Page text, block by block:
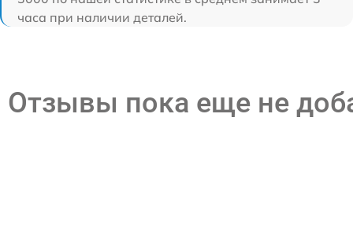
часа при наличии деталей.
Отзывы пока еще не